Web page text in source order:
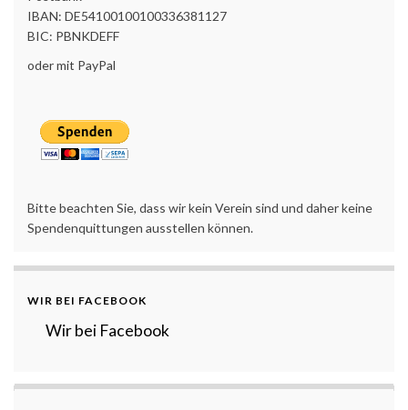
IBAN: DE54100100100336381127
BIC: PBNKDEFF
oder mit PayPal
Bitte beachten Sie, dass wir kein Verein sind und daher keine
Spendenquittungen ausstellen können.
WIR BEI FACEBOOK
Wir bei Facebook